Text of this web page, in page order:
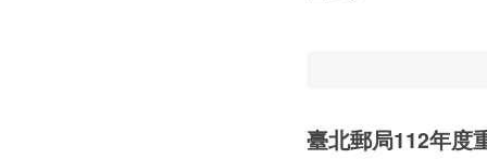
臺北郵局112年度